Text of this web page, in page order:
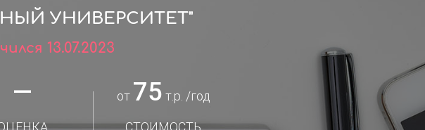
УНИВЕРСИТЕТ"
13.07.2023
— от 75 т.р. /год
СТОИМОСТЬ